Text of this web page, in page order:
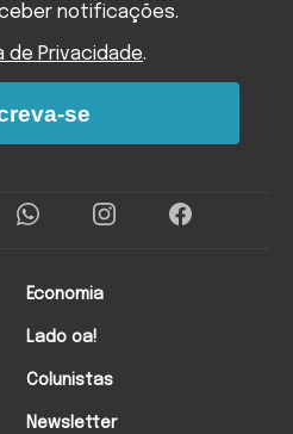
Economia
Lado oa!
Colunistas
Newsletter
notificações.
de Privacidade.
se